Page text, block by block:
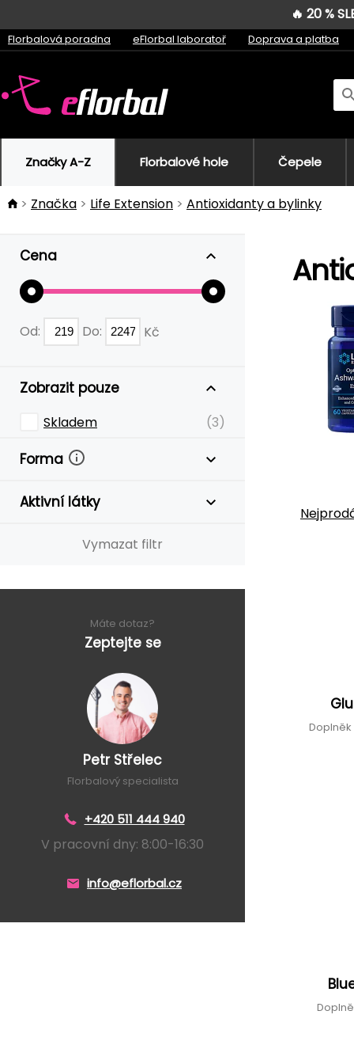
🔥 20 %
Florbalová poradna eFlorbal laboratoř Doprava a platba
Značky A-Z Florbalové hole Čepele
Značka Life Extension Antioxidanty a bylinky
Cena
Od: Do: Kč
Zobrazit pouze
Skladem (3)
Forma
Aktivní látky
Vymazat filtr
Máte dotaz?
Zeptejte se
Petr Střelec
Florbalový specialista
+420 511 444 940
V pracovní dny: 8:00-16:30
info@eflorbal.cz